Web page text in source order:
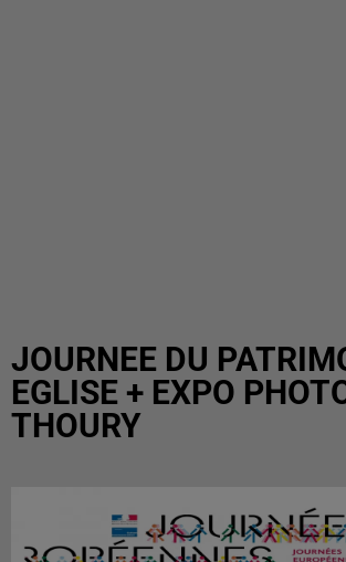
JOURNEE DU
EGLISE + EXPO
THOURY